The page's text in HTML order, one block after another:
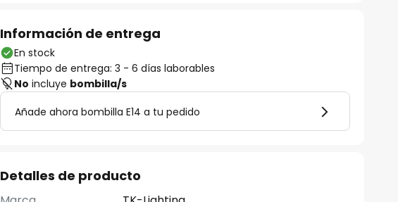
Información de entrega
En stock
Tiempo de entrega: 3 - 6 días laborables
No incluye bombilla/s
Añade ahora bombilla E14 a tu pedido
Detalles de producto